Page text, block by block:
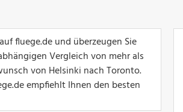
fluege.de und überzeugen Sie
Vergleich von mehr als
von Helsinki nach Toronto.
empfiehlt Ihnen den besten